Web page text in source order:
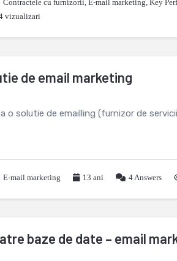
Contractele cu furnizorii, E-mail marketing, Key
vizualizari
de email marketing
o solutie de emailling (furnizor de
E-mail marketing 13 ani 4Answers
baze de date – email